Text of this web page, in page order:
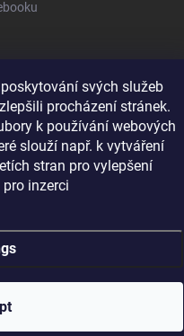
svých služeb
procházení stránek.
k používání webových
slouží např. k vytváření
stran pro vylepšení
inzerci
Shoptet